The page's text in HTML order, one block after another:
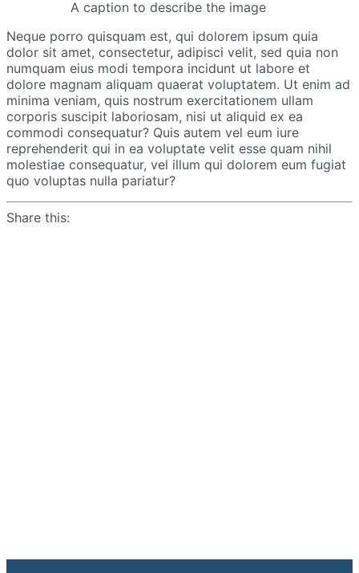
A caption to describe the image
Neque porro quisquam est, qui dolorem ipsum quia
dolor sit amet, consectetur, adipisci velit, sed quia non
numquam eius modi tempora incidunt ut labore et
dolore magnam aliquam quaerat voluptatem. Ut enim ad
minima veniam, quis nostrum exercitationem ullam
corporis suscipit laboriosam, nisi ut aliquid ex ea
commodi consequatur? Quis autem vel eum iure
reprehenderit qui in ea voluptate velit esse quam nihil
molestiae consequatur, vel illum qui dolorem eum fugiat
quo voluptas nulla pariatur?
Share this: